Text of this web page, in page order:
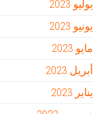
يوليو 2023
يونيو 2023
مايو 2023
أبريل 2023
يناير 2023